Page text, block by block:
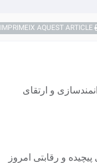
IMPRIMEIX AQUEST ARTICLE
توانمندسازی و ارتقای
و رقابتی امروز